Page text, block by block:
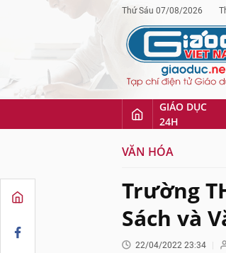
Thứ Sáu 07/08/2026
GIÁO DỤC
24H
VĂN HÓA
Trường
Sách và
22/04/2022 23:34